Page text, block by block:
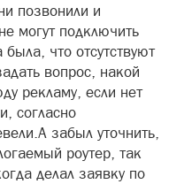
позвонили и
могут подключить
что отсутствуют
вопрос, накой
рекламу, если нет
согласно
забыл уточнить,
роутер, так
делал заявку по